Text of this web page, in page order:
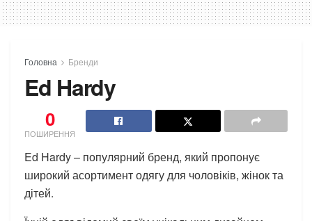
Головна Бренди
Ed Hardy
0
ПОШИРЕННЯ
Ed Hardy – популярний бренд, який пропонує
широкий асортимент одягу для чоловіків, жінок та
дітей.